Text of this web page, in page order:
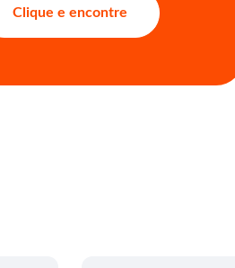
Clique e encontre